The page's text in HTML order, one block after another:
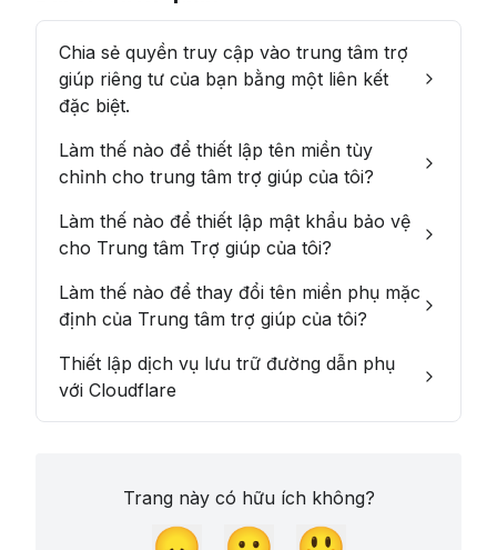
Chia sẻ quyền truy cập vào trung tâm trợ
giúp riêng tư của bạn bằng một liên kết
đặc biệt.
Làm thế nào để thiết lập tên miền tùy
chỉnh cho trung tâm trợ giúp của tôi?
Làm thế nào để thiết lập mật khẩu bảo vệ
cho Trung tâm Trợ giúp của tôi?
Làm thế nào để thay đổi tên miền phụ mặc
định của Trung tâm trợ giúp của tôi?
Thiết lập dịch vụ lưu trữ đường dẫn phụ
với Cloudflare
Trang này có hữu ích không?